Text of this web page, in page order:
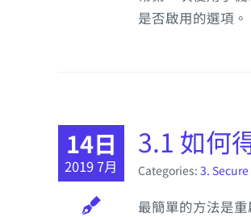
是否啟用的選項。
14日
2019 7月
3.1 如何
Categories: 3.
最簡單的方法是